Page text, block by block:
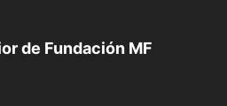
de Fundación MF